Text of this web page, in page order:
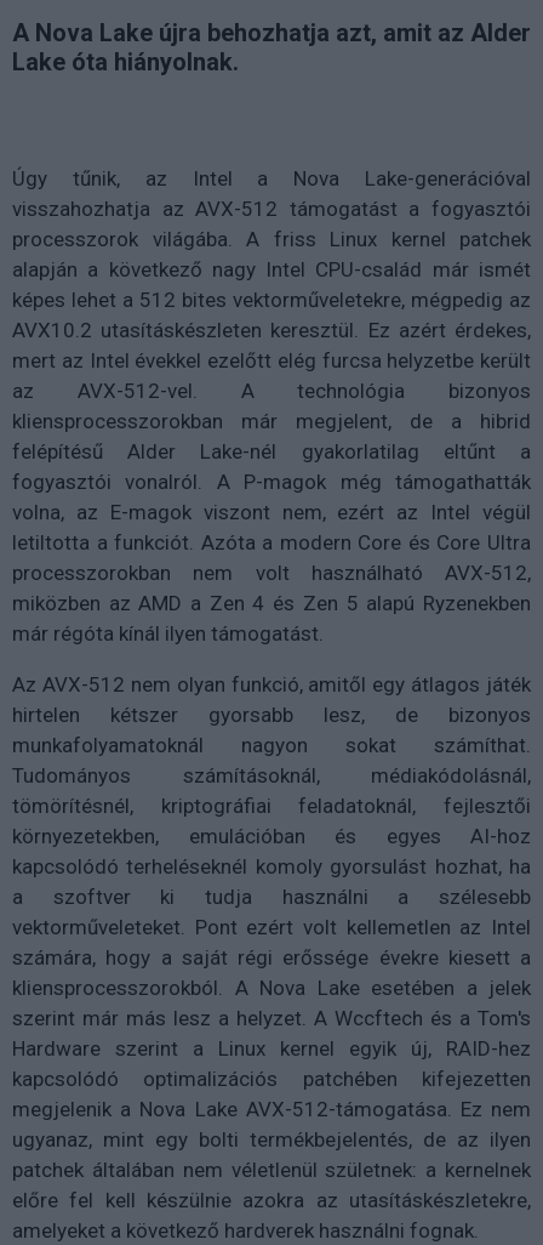
A Nova Lake újra behozhatja azt, amit az Alder
Lake óta hiányolnak.
Úgy tűnik, az Intel a Nova Lake-generációval
visszahozhatja az AVX-512 támogatást a fogyasztói
processzorok világába. A friss Linux kernel patchek
alapján a következő nagy Intel CPU-család már ismét
képes lehet a 512 bites vektorműveletekre, mégpedig az
AVX10.2 utasításkészleten keresztül. Ez azért érdekes,
mert az Intel évekkel ezelőtt elég furcsa helyzetbe került
az AVX-512-vel. A technológia bizonyos
kliensprocesszorokban már megjelent, de a hibrid
felépítésű Alder Lake-nél gyakorlatilag eltűnt a
fogyasztói vonalról. A P-magok még támogathatták
volna, az E-magok viszont nem, ezért az Intel végül
letiltotta a funkciót. Azóta a modern Core és Core Ultra
processzorokban nem volt használható AVX-512,
miközben az AMD a Zen 4 és Zen 5 alapú Ryzenekben
már régóta kínál ilyen támogatást.
Az AVX-512 nem olyan funkció, amitől egy átlagos játék
hirtelen kétszer gyorsabb lesz, de bizonyos
munkafolyamatoknál nagyon sokat számíthat.
Tudományos számításoknál, médiakódolásnál,
tömörítésnél, kriptográfiai feladatoknál, fejlesztői
környezetekben, emulációban és egyes AI-hoz
kapcsolódó terheléseknél komoly gyorsulást hozhat, ha
a szoftver ki tudja használni a szélesebb
vektorműveleteket. Pont ezért volt kellemetlen az Intel
számára, hogy a saját régi erőssége évekre kiesett a
kliensprocesszorokból. A Nova Lake esetében a jelek
szerint már más lesz a helyzet. A Wccftech és a Tom's
Hardware szerint a Linux kernel egyik új, RAID-hez
kapcsolódó optimalizációs patchében kifejezetten
megjelenik a Nova Lake AVX-512-támogatása. Ez nem
ugyanaz, mint egy bolti termékbejelentés, de az ilyen
patchek általában nem véletlenül születnek: a kernelnek
előre fel kell készülnie azokra az utasításkészletekre,
amelyeket a következő hardverek használni fognak.